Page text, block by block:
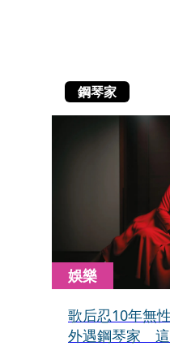
鋼琴家
娛樂
歌后忍10年無
外遇鋼琴家 這